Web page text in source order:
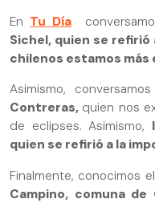
En Tu Día
Sichel, quien se
chilenos estamos
Asimismo,
Contreras, quien nos
de eclipses. Asimismo,
quien se refirió a la
Finalmente, conocimos
Campino, comuna